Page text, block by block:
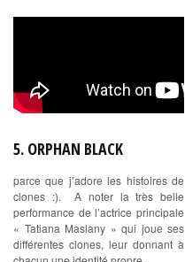
5. ORPHAN BLACK
parce que j’adore les histoires de
clones :). A noter la très belle
performance de l’actrice principale
« Tatiana Maslany » qui joue ses
différentes clones, leur donnant à